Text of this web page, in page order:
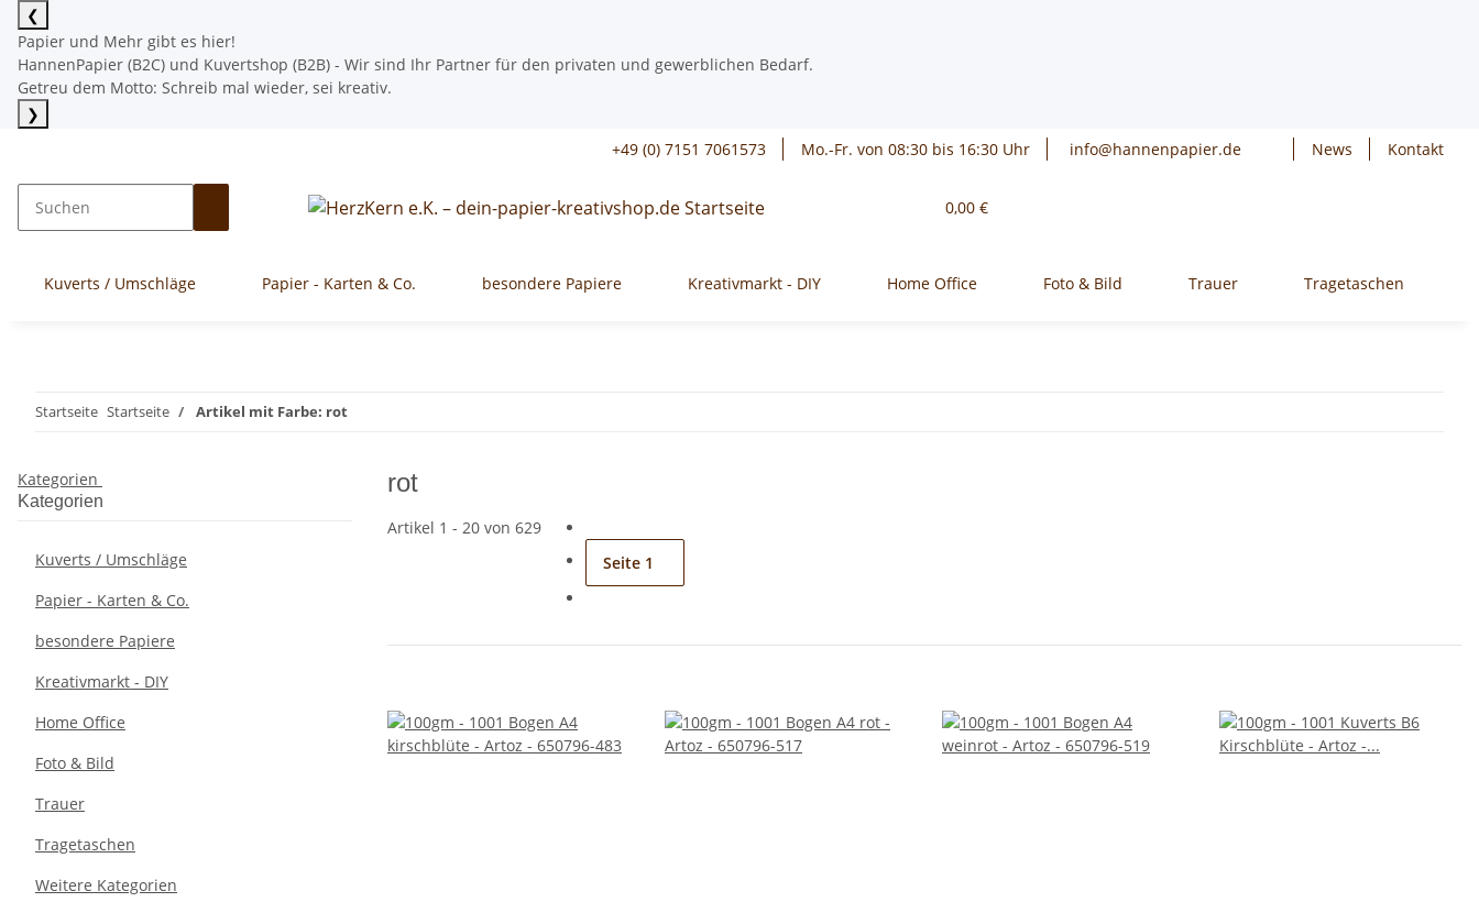
❮
Papier und Mehr gibt es hier!
HannenPapier (B2C) und Kuvertshop (B2B) - Wir sind Ihr Partner für den privaten und gewerblichen Bedarf.
Getreu dem Motto: Schreib mal wieder, sei kreativ.
❯
News
Kontakt
+49 (0) 7151 7061573 Mo.-Fr. von 08:30 bis 16:30 Uhr info@hannenpapier.de
0,00 €
Kuverts / Umschläge Papier - Karten & Co. besondere Papiere Kreativmarkt - DIY Home Office Foto & Bild Trauer Tragetaschen
Startseite Startseite Artikel mit Farbe: rot
rot
Artikel 1 - 20 von 629
Seite 1
Kategorien
Kategorien
Kuverts / Umschläge
Papier - Karten & Co.
besondere Papiere
Kreativmarkt - DIY
Home Office
Foto & Bild
Trauer
Tragetaschen
Weitere Kategorien